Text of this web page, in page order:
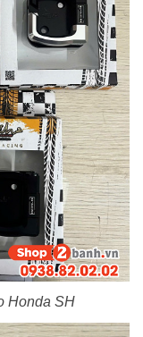
Honda SH